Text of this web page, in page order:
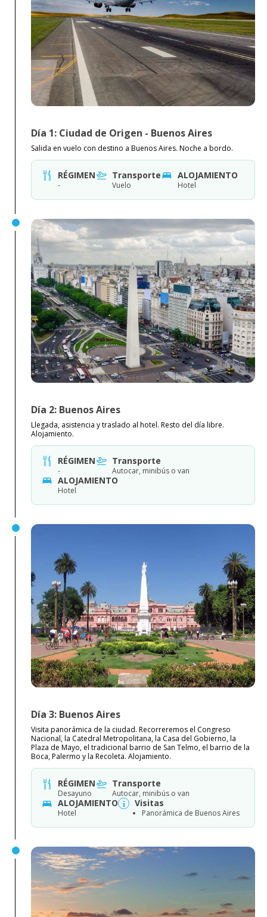
Día 1: Ciudad de Origen - Buenos Aires
Salida en vuelo con destino a Buenos Aires. Noche a bordo.
RÉGIMEN
-
Transporte
Vuelo
ALOJAMIENTO
Hotel
Día 2: Buenos Aires
Llegada, asistencia y traslado al hotel. Resto del día libre.
Alojamiento.
RÉGIMEN
-
Transporte
Autocar, minibús o van
ALOJAMIENTO
Hotel
Día 3: Buenos Aires
Visita panorámica de la ciudad. Recorreremos el Congreso
Nacional, la Catedral Metropolitana, la Casa del Gobierno, la
Plaza de Mayo, el tradicional barrio de San Telmo, el barrio de la
Boca, Palermo y la Recoleta. Alojamiento.
RÉGIMEN
Desayuno
Transporte
Autocar, minibús o van
ALOJAMIENTO
Hotel
Visitas
Panorámica de Buenos Aires